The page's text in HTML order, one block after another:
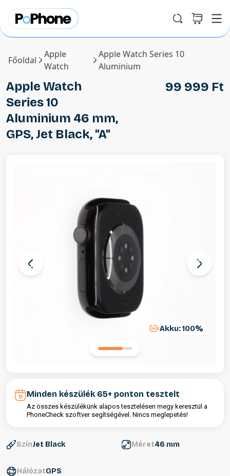
Főoldal
Apple
Watch
Apple Watch Series 10
Aluminium
Apple Watch
Series 10
Aluminium 46 mm,
GPS, Jet Black, "A"
99 999 Ft
Akku: 100%
Minden készülék 65+ ponton tesztelt
Az összes készülékünk alapos tesztelésen megy keresztül a
PhoneCheck szoftver segítségével. Nincs meglepetés!
SzínJet Black Méret46 mm
HálózatGPS